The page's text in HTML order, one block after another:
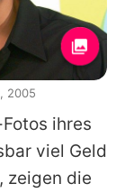
ihres
viel Geld
zeigen die
2005